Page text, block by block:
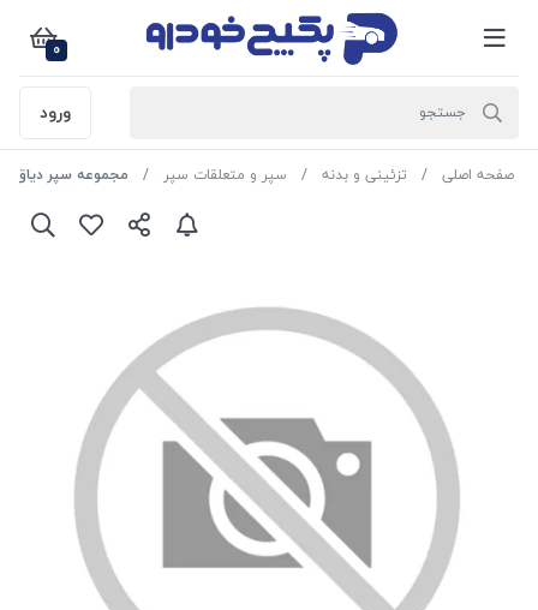
0
ورود
صفحه اصلی تزئینی و بدنه سپر و متعلقات سپر مجموعه سپر دیاق فلزی جلو